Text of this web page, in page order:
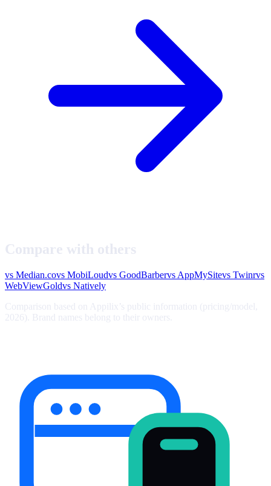
Compare with others
vs Median.covs MobiLoudvs GoodBarbervs AppMySitevs Twinrvs
WebViewGoldvs Natively
Comparison based on Appilix’s public information (pricing/model,
2026). Brand names belong to their owners.